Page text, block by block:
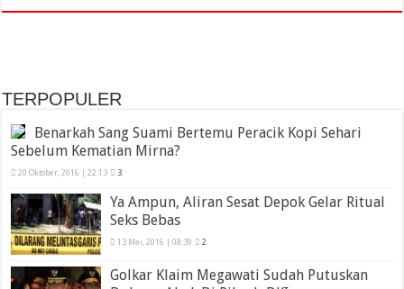
TERPOPULER
Benarkah Sang Suami Bertemu Peracik Kopi Sehari
Sebelum Kematian Mirna?
20 Oktober, 2016 | 22:13 3
Ya Ampun, Aliran Sesat Depok Gelar Ritual
Seks Bebas
13 Mei, 2016 | 08:39 2
Golkar Klaim Megawati Sudah Putuskan